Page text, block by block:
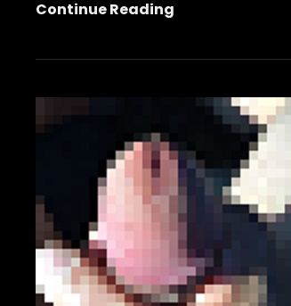
Continue Reading
の